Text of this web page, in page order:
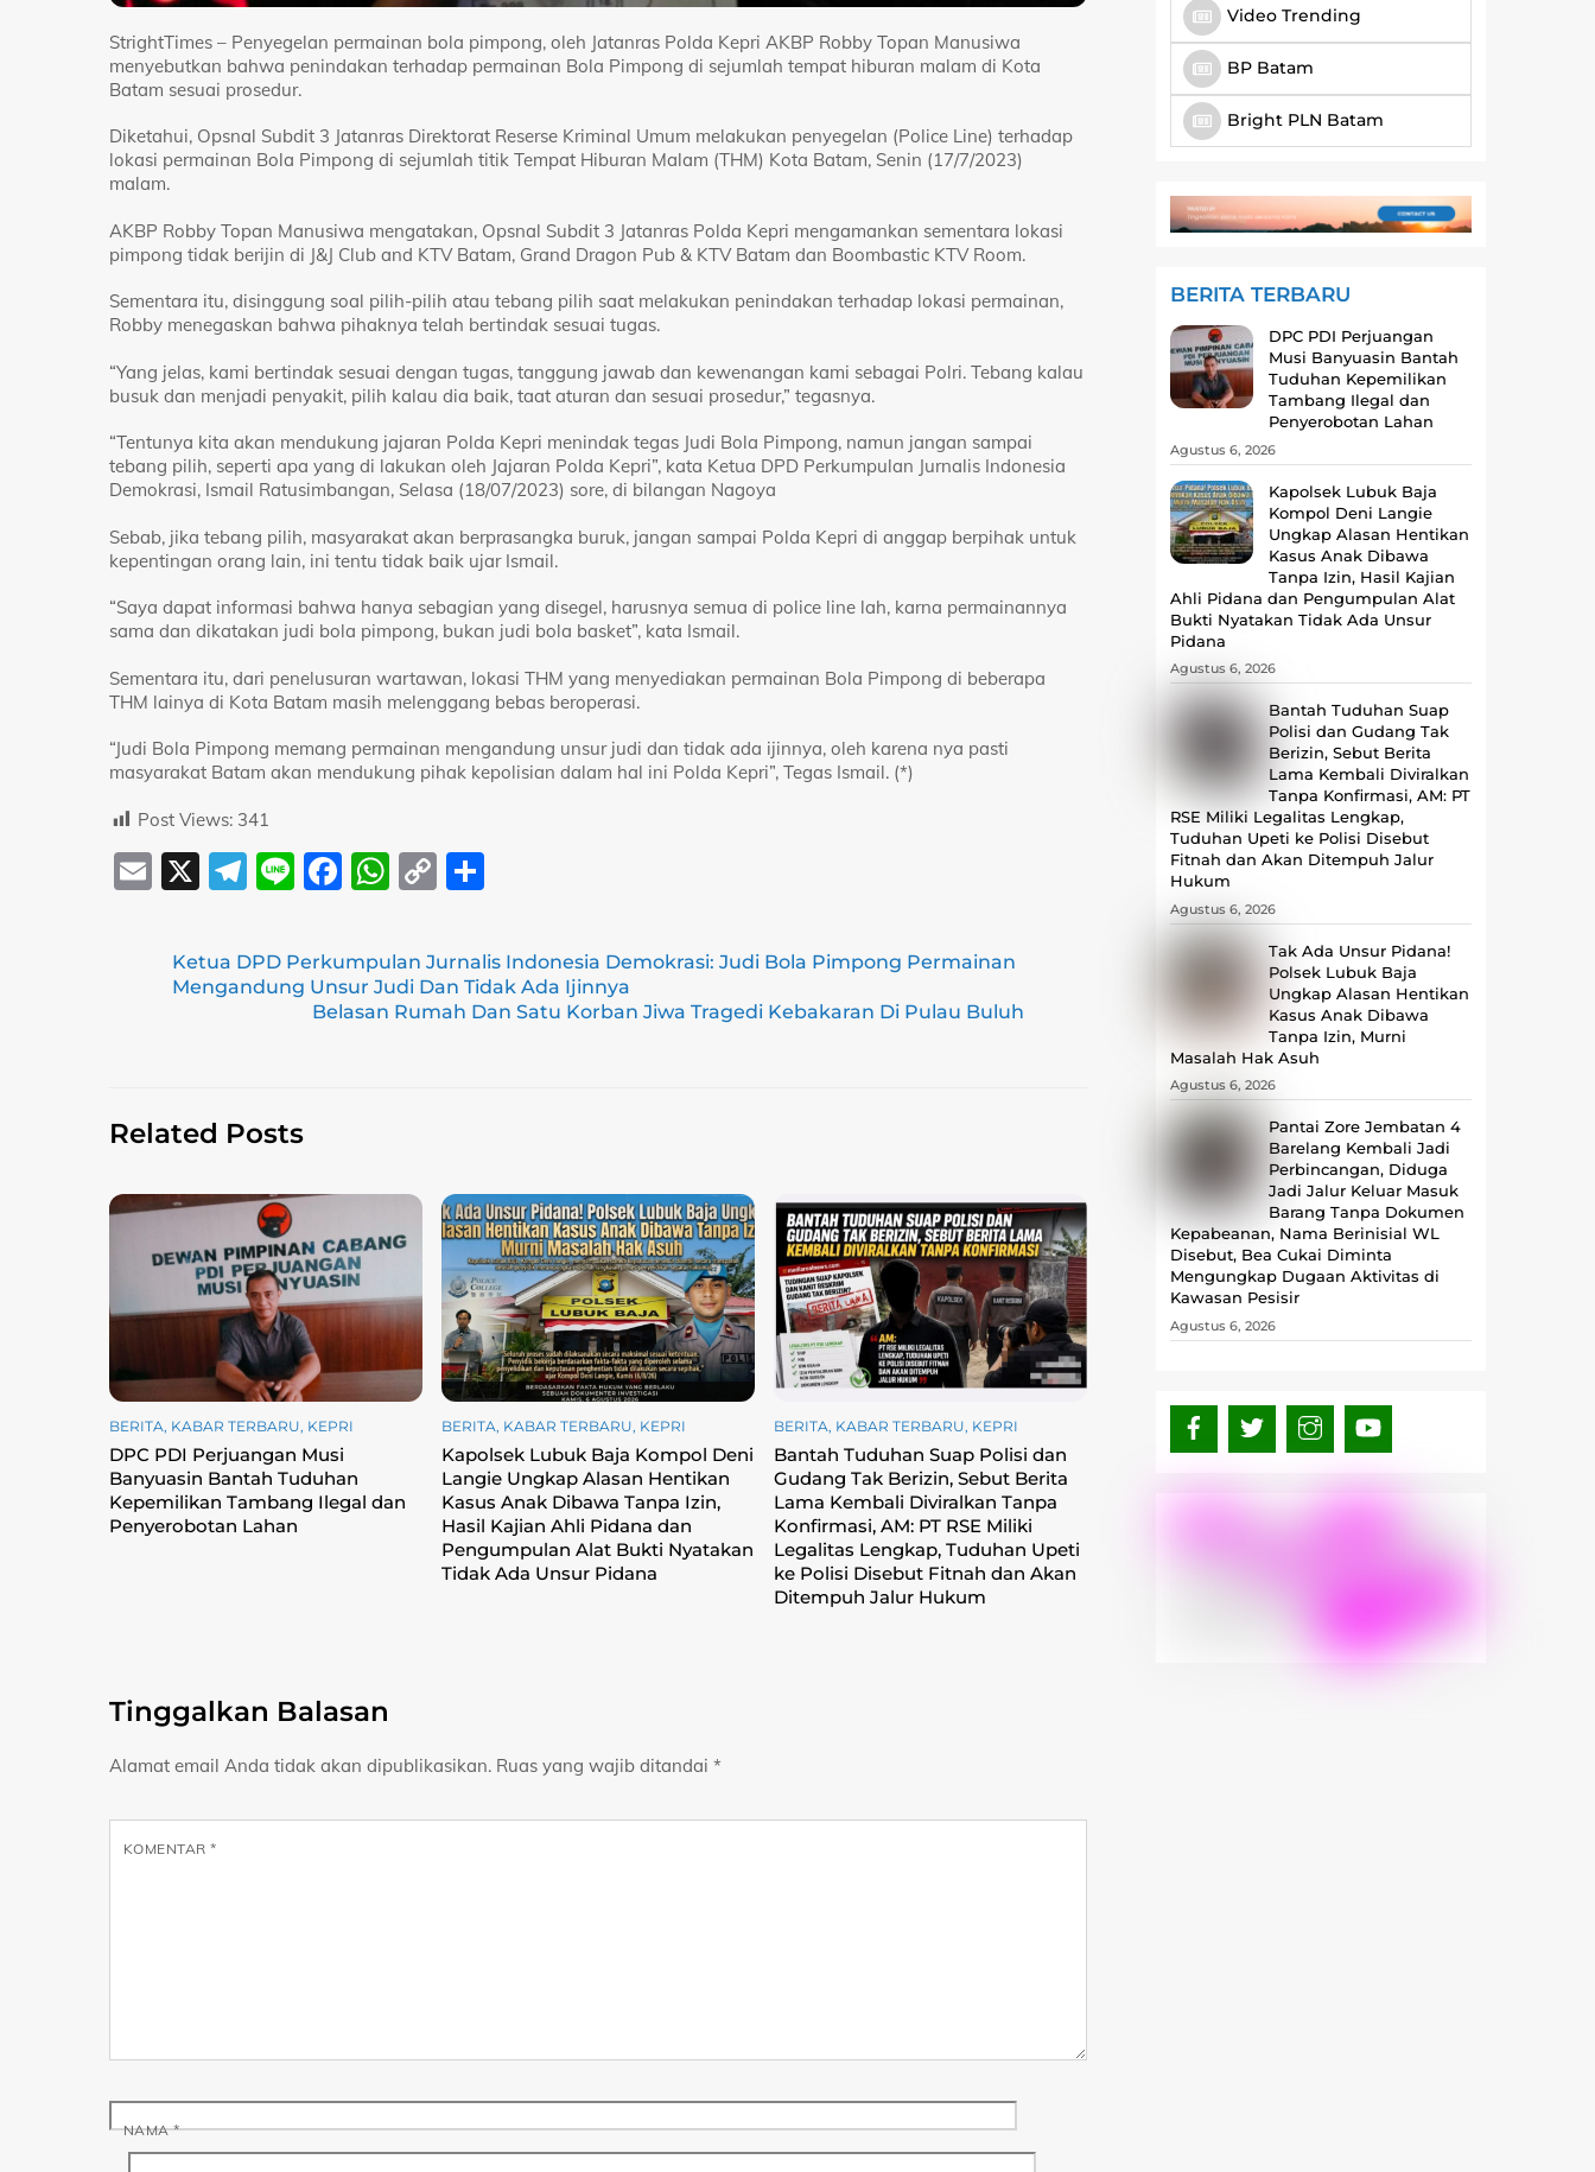
StrightTimes – Penyegelan permainan bola pimpong, oleh Jatanras Polda Kepri AKBP Robby Topan Manusiwa
menyebutkan bahwa penindakan terhadap permainan Bola Pimpong di sejumlah tempat hiburan malam di Kota
Batam sesuai prosedur.
Diketahui, Opsnal Subdit 3 Jatanras Direktorat Reserse Kriminal Umum melakukan penyegelan (Police Line) terhadap
lokasi permainan Bola Pimpong di sejumlah titik Tempat Hiburan Malam (THM) Kota Batam, Senin (17/7/2023)
malam.
AKBP Robby Topan Manusiwa mengatakan, Opsnal Subdit 3 Jatanras Polda Kepri mengamankan sementara lokasi
pimpong tidak berijin di J&J Club and KTV Batam, Grand Dragon Pub & KTV Batam dan Boombastic KTV Room.
Sementara itu, disinggung soal pilih-pilih atau tebang pilih saat melakukan penindakan terhadap lokasi permainan,
Robby menegaskan bahwa pihaknya telah bertindak sesuai tugas.
“Yang jelas, kami bertindak sesuai dengan tugas, tanggung jawab dan kewenangan kami sebagai Polri. Tebang kalau
busuk dan menjadi penyakit, pilih kalau dia baik, taat aturan dan sesuai prosedur,” tegasnya.
“Tentunya kita akan mendukung jajaran Polda Kepri menindak tegas Judi Bola Pimpong, namun jangan sampai
tebang pilih, seperti apa yang di lakukan oleh Jajaran Polda Kepri”, kata Ketua DPD Perkumpulan Jurnalis Indonesia
Demokrasi, Ismail Ratusimbangan, Selasa (18/07/2023) sore, di bilangan Nagoya
Sebab, jika tebang pilih, masyarakat akan berprasangka buruk, jangan sampai Polda Kepri di anggap berpihak untuk
kepentingan orang lain, ini tentu tidak baik ujar Ismail.
“Saya dapat informasi bahwa hanya sebagian yang disegel, harusnya semua di police line lah, karna permainannya
sama dan dikatakan judi bola pimpong, bukan judi bola basket”, kata Ismail.
Sementara itu, dari penelusuran wartawan, lokasi THM yang menyediakan permainan Bola Pimpong di beberapa
THM lainya di Kota Batam masih melenggang bebas beroperasi.
“Judi Bola Pimpong memang permainan mengandung unsur judi dan tidak ada ijinnya, oleh karena nya pasti
masyarakat Batam akan mendukung pihak kepolisian dalam hal ini Polda Kepri”, Tegas Ismail. (*)
Post Views: 341
E
ai
X
T
e
gr
Li
e
F
c
e
b
W
at
s
A
C
p
y
Li
ar
e
Ketua DPD Perkumpulan Jurnalis Indonesia Demokrasi: Judi Bola Pimpong Permainan
Mengandung Unsur Judi Dan Tidak Ada Ijinnya
Belasan Rumah Dan Satu Korban Jiwa Tragedi Kebakaran Di Pulau Buluh
Related Posts
BERITA, KABAR TERBARU, KEPRI
DPC PDI Perjuangan Musi
Banyuasin Bantah Tuduhan
Kepemilikan Tambang Ilegal dan
Penyerobotan Lahan
BERITA, KABAR TERBARU, KEPRI
Kapolsek Lubuk Baja Kompol Deni
Langie Ungkap Alasan Hentikan
Kasus Anak Dibawa Tanpa Izin,
Hasil Kajian Ahli Pidana dan
Pengumpulan Alat Bukti Nyatakan
Tidak Ada Unsur Pidana
BERITA, KABAR TERBARU, KEPRI
Bantah Tuduhan Suap Polisi dan
Gudang Tak Berizin, Sebut Berita
Lama Kembali Diviralkan Tanpa
Konfirmasi, ‎AM: PT RSE Miliki
Legalitas Lengkap, Tuduhan Upeti
ke Polisi Disebut Fitnah dan Akan
Ditempuh Jalur Hukum
Tinggalkan Balasan
Alamat email Anda tidak akan dipublikasikan. Ruas yang wajib ditandai *
KOMENTAR*
NAMA*
Video Trending
BP Batam
Bright PLN Batam
BERITA TERBARU
DPC PDI Perjuangan
Musi Banyuasin Bantah
Tuduhan Kepemilikan
Tambang Ilegal dan
Penyerobotan Lahan
Agustus 6, 2026
Kapolsek Lubuk Baja
Kompol Deni Langie
Ungkap Alasan Hentikan
Kasus Anak Dibawa
Tanpa Izin, Hasil Kajian
Ahli Pidana dan Pengumpulan Alat
Bukti Nyatakan Tidak Ada Unsur
Pidana
Agustus 6, 2026
Bantah Tuduhan Suap
Polisi dan Gudang Tak
Berizin, Sebut Berita
Lama Kembali Diviralkan
Tanpa Konfirmasi, ‎AM: PT
RSE Miliki Legalitas Lengkap,
Tuduhan Upeti ke Polisi Disebut
Fitnah dan Akan Ditempuh Jalur
Hukum
Agustus 6, 2026
Tak Ada Unsur Pidana!
Polsek Lubuk Baja
Ungkap Alasan Hentikan
Kasus Anak Dibawa
Tanpa Izin, Murni
Masalah Hak Asuh
Agustus 6, 2026
Pantai Zore Jembatan 4
Barelang Kembali Jadi
Perbincangan, Diduga
Jadi Jalur Keluar Masuk
Barang Tanpa Dokumen
Kepabeanan, Nama Berinisial WL
Disebut, Bea Cukai Diminta
Mengungkap Dugaan Aktivitas di
Kawasan Pesisir
Agustus 6, 2026